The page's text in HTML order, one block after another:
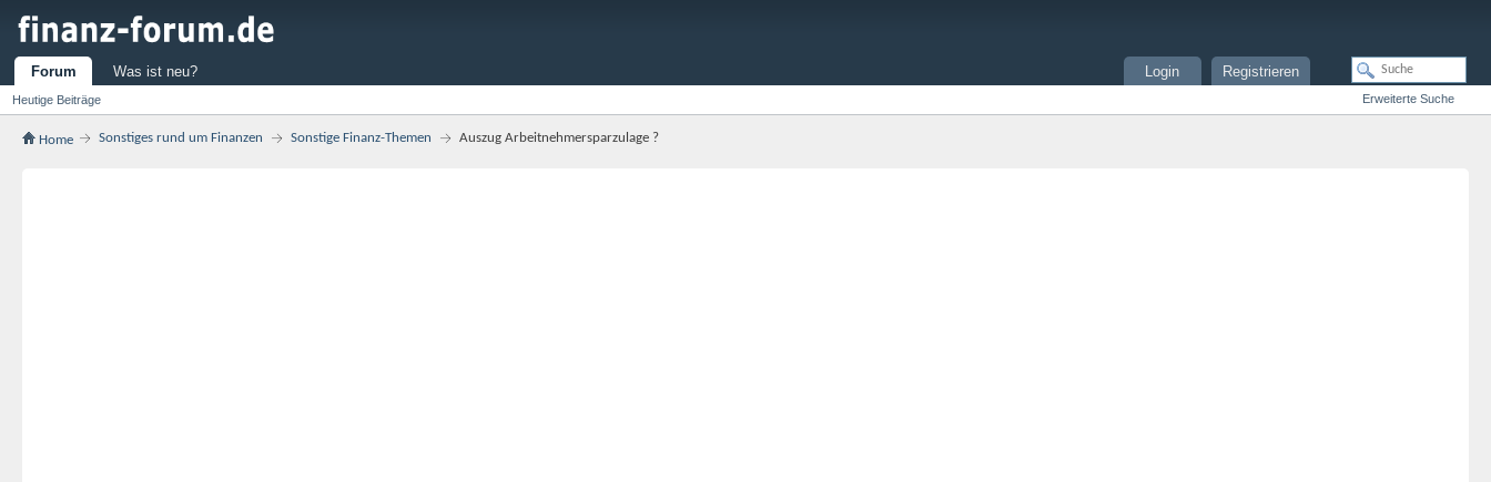
Forum
Heutige Beiträge
Was ist neu? Registrieren
Login
Erweiterte Suche
Home Sonstiges rund um Finanzen Sonstige Finanz-Themen Auszug Arbeitnehmersparzulage ?